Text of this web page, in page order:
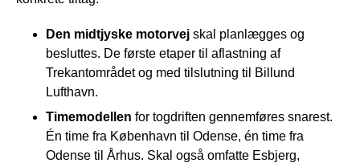
Den midtjyske motorvej skal planlægges og
besluttes. De første etaper til aflastning af
Trekantområdet og med tilslutning til Billund
Lufthavn.
Timemodellen for togdriften gennemføres snarest.
Én time fra København til Odense, én time fra
Odense til Århus. Skal også omfatte Esbjerg,